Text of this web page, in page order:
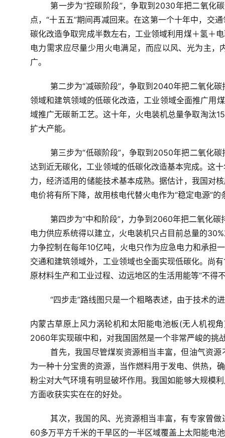
第一步为“控碳阶段”，争取到2030年把二氧化
点，“十五五”期间再减回来。在这第一个十年中，交
碳化改造争取完成半数左右，工业领域利用煤＋氢＋
电力需求应尽量少用火电满足，而应以风、光为主
广。
第二步为“减碳阶段”，争取到2040年把二氧化碳
领域和建筑领域的低碳化改造，工业领域全面推广用
域推广无碳新工艺。这十年，火电装机总量争取淘汰
扩大产能。
第三步为“低碳阶段”，争取到2050年把二氧化碳
达到近无碳化，工业领域的低碳化改造基本完成。这
力，经济适用的储能技术基本成熟。据估计，我国对
电价将有所下降，故用核电代替火电作为“稳定电源”
第四步为“中和阶段”，力争到2060年把二氧化
电力供应系统得以建立，火电装机只占目前总量的
力争控制在每年10亿吨，火电只作为应急电力和承担
交通和建筑领域外，工业领域也全面实现低碳化。尚
原材料生产和工业过程、边远地区的生活用能等“不得
“四步走”路线图只是一个粗略表述，由于技术的
内蒙古草原上风力涡轮机和太阳能电池板(无人机视
2060年实现碳中和，对我国固然是一个非常严峻的挑
首先，我国尽管煤炭资源相当丰富，但油气资
为一种十分宝贵的资源，当作燃料用于发电、供热，
粉尘对大气环境有明显破坏作用。我国如能够大规模
方面收获实实在在的好处。
其次，我国的风、光资源相当丰富，有专家曾
60多万平方千米的干旱区的一半区域覆盖上太阳能电